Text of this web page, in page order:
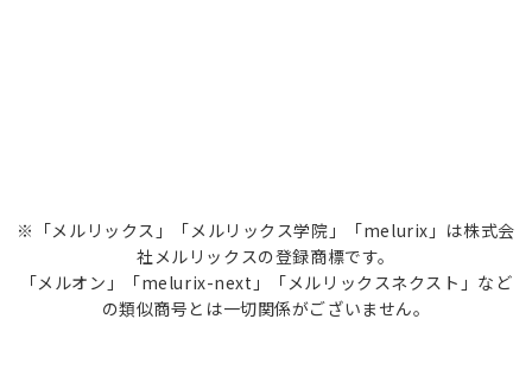
※「メルリックス」「メルリックス学院」「melurix」は株式会
社メルリックスの登録商標です。
「メルオン」「melurix-next」「メルリックスネクスト」など
の類似商号とは一切関係がございません。